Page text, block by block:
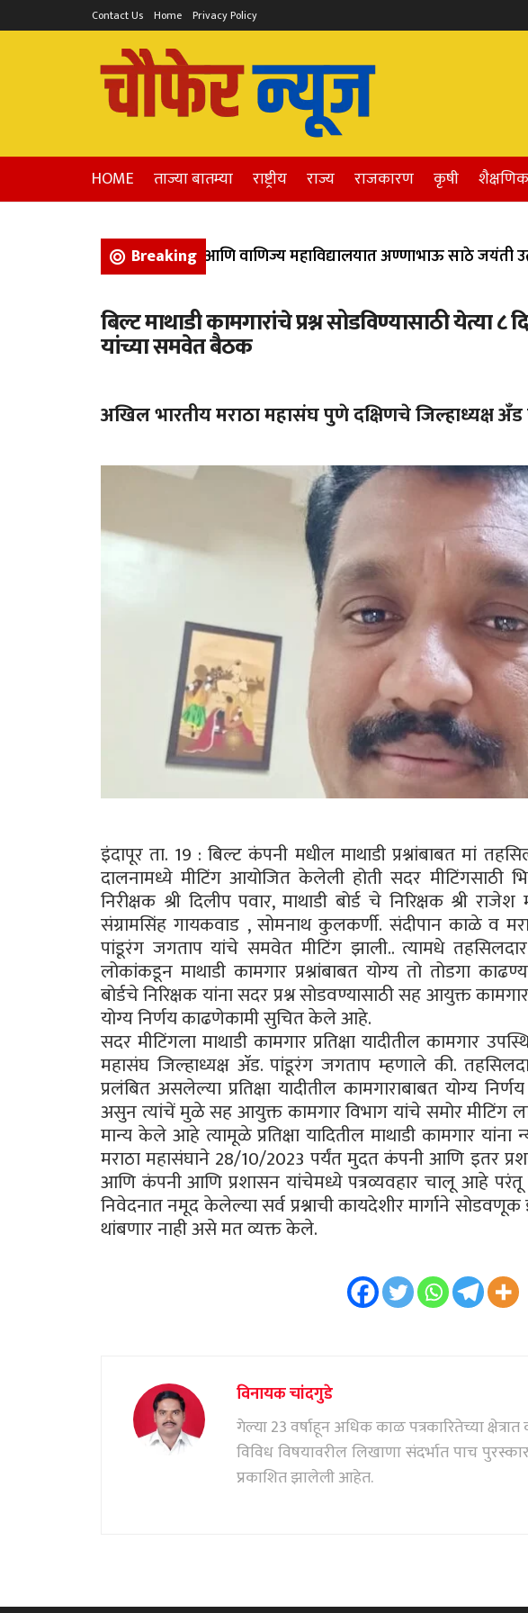
Contact Us Home Privacy Policy
HOME ताज्या बातम्या राष्ट्रीय राज्य राजकारण कृषी शैक्षणिक
Breaking
भिगवण येथील कला, विज्ञान, आणि वाणिज्य महाविद्यालयात अण्णाभाऊ साठे जयंती
बिल्ट माथाडी कामगारांचे प्रश्न सोडविण्यासाठी येत्या
यांच्या समवेत बैठक
अखिल भारतीय मराठा महासंघ पुणे दक्षिणचे जिल्हाध्यक्ष अँड
इंदापूर ता. 19 : बिल्ट कंपनी मधील माथाडी प्रश्नांबाबत मां
दालनामध्ये मीटिंग आयोजित केलेली होती सदर मीटिंगसाठी
निरीक्षक श्री दिलीप पवार, माथाडी बोर्ड चे निरिक्षक श्री
संग्रामसिंह गायकवाड , सोमनाथ कुलकर्णी. संदीपान काळे व
पांडूरंग जगताप यांचे समवेत मीटिंग झाली.. त्यामधे
लोकांकडून माथाडी कामगार प्रश्नांबाबत योग्य तो तोडगा
बोर्डचे निरिक्षक यांना सदर प्रश्न सोडवण्यासाठी सह आयुक्त
योग्य निर्णय काढणेकामी सुचित केले आहे.
सदर मीटिंगला माथाडी कामगार प्रतिक्षा यादीतील कामगार
महासंघ जिल्हाध्यक्ष ॲड. पांडूरंग जगताप म्हणाले की.
प्रलंबित असलेल्या प्रतिक्षा यादीतील कामगाराबाबत योग्य
असुन त्यांचें मुळे सह आयुक्त कामगार विभाग यांचे समोर मीटिंग
मान्य केले आहे त्यामूळे प्रतिक्षा यादितील माथाडी कामगार
मराठा महासंघाने 28/10/2023 पर्यंत मुदत कंपनी आणि इतर
आणि कंपनी आणि प्रशासन यांचेमध्ये पत्रव्यवहार चालू आहे परंतू
निवेदनात नमूद केलेल्या सर्व प्रश्नाची कायदेशीर मार्गाने
थांबणार नाही असे मत व्यक्त केले.
विनायक चांदगुडे
गेल्या 23 वर्षाहून अधिक काळ पत्रकारितेच्या क्षेत्रात
विविध विषयावरील लिखाणा संदर्भात पाच
प्रकाशित झालेली आहेत.